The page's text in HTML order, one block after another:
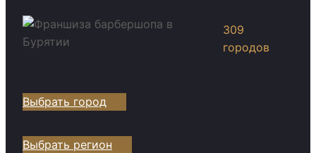
309
городов
Выбрать город
Выбрать регион